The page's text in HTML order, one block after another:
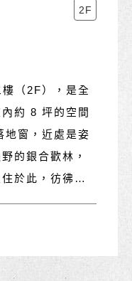
2F
（2F），是全
約 8 坪的空間
地窗，近處是姿
的銀合歡林，
於此，彷彿置
此房陽台正對